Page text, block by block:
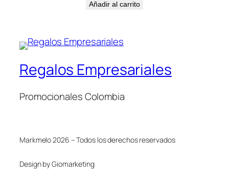
Añadir al carrito
Regalos Empresariales
Promocionales Colombia
Markmelo 2026 – Todos los derechos reservados
Design by Giomarketing